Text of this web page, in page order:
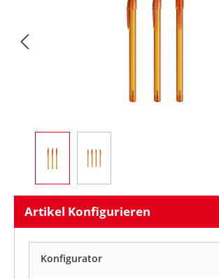
Artikel Konfigurieren
Konfigurator